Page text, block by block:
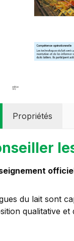
Propriétés
du lait sont
qualitative et